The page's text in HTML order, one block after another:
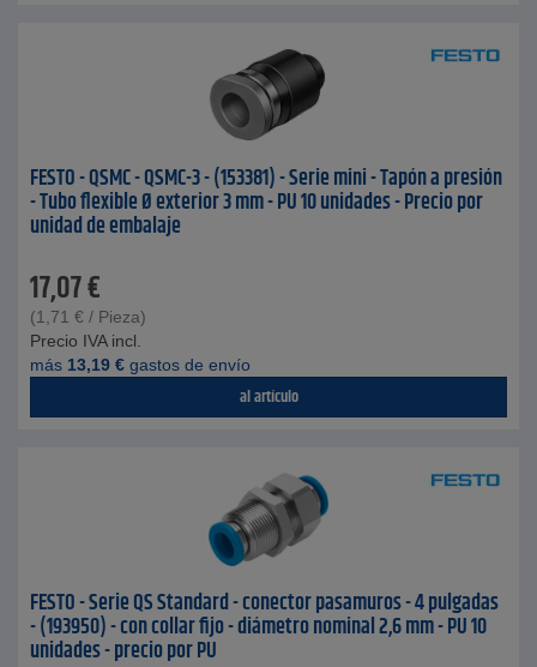
FESTO - QSMC - QSMC-3 - (153381) - Serie mini - Tapón a presión
- Tubo flexible Ø exterior 3 mm - PU 10 unidades - Precio por
unidad de embalaje
17,07€
(1,71 € / Pieza)
Precio IVA incl.
más 13,19 € gastos de envío
al artículo
FESTO - Serie QS Standard - conector pasamuros - 4 pulgadas
- (193950) - con collar fijo - diámetro nominal 2,6 mm - PU 10
unidades - precio por PU